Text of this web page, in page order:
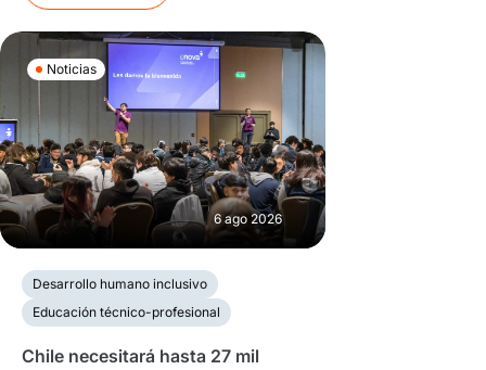
Noticias
6 ago 2026
Desarrollo humano inclusivo
Educación técnico-profesional
Chile necesitará hasta 27 mil